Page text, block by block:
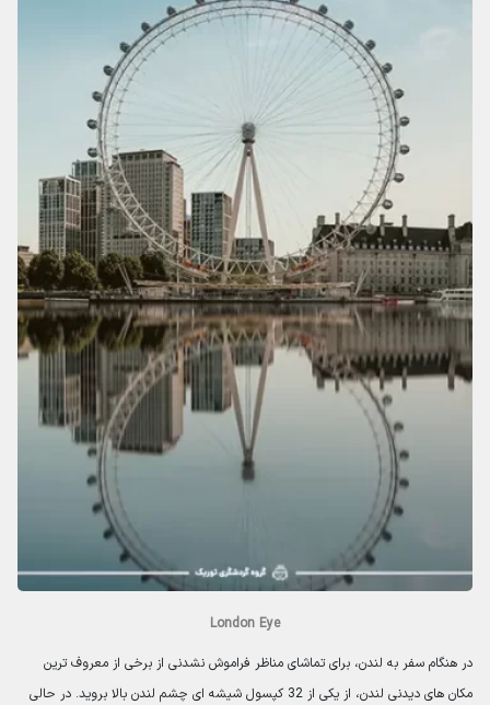
London Eye
در هنگام سفر به لندن، برای تماشای مناظر فراموش نشدنی از برخی از معروف ترین
مکان های دیدنی لندن، از یکی از 32 کپسول شیشه ای چشم لندن بالا بروید. در حالی